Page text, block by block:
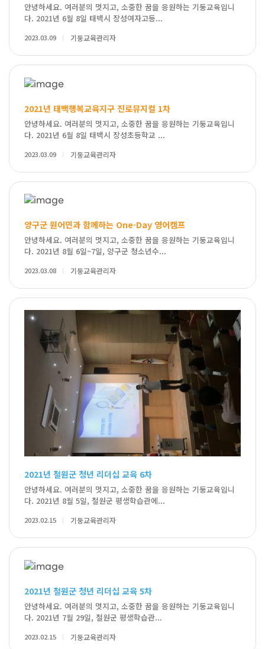
안녕하세요. 여러분의 멋지고, 소중한 꿈을 응원하는 기둥교육입니
다. 2021년 6월 8일 태백시 장성여자고등...
2023.03.09 기둥교육관리자
2021년 태백행복교육지구 진로뮤지컬 1차
안녕하세요. 여러분의 멋지고, 소중한 꿈을 응원하는 기둥교육입니
다. 2021년 6월 8일 태백시 장성초등학교 ...
2023.03.09 기둥교육관리자
양구군 원어민과 함께하는 One-Day 영어캠프
안녕하세요. 여러분의 멋지고, 소중한 꿈을 응원하는 기둥교육입니
다. 2021년 8월 6일~7일, 양구군 청소년수...
2023.03.08 기둥교육관리자
2021년 철원군 청년 리더십 교육 6차
안녕하세요. 여러분의 멋지고, 소중한 꿈을 응원하는 기둥교육입니
다. 2021년 8월 5일, 철원군 평생학습관에...
2023.02.15 기둥교육관리자
2021년 철원군 청년 리더십 교육 5차
안녕하세요. 여러분의 멋지고, 소중한 꿈을 응원하는 기둥교육입니
다. 2021년 7월 29일, 철원군 평생학습관...
2023.02.15 기둥교육관리자